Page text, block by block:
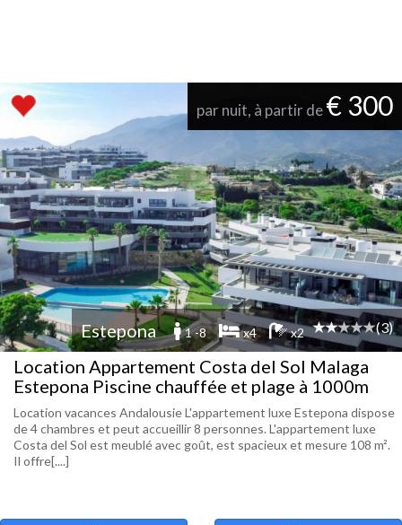
par nuit, à partir de€ 300
Estepona 1 -8 x4 x2 (3)
Location Appartement Costa del Sol Malaga
Estepona Piscine chauffée et plage à 1000m
Location vacances Andalousie L'appartement luxe Estepona dispose
de 4 chambres et peut accueillir 8 personnes. L'appartement luxe
Costa del Sol est meublé avec goût, est spacieux et mesure 108 m².
Il offre[....]